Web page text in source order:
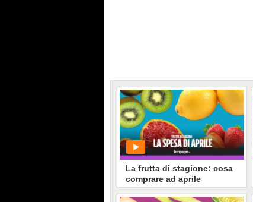
La frutta di stagione: cosa
comprare ad aprile